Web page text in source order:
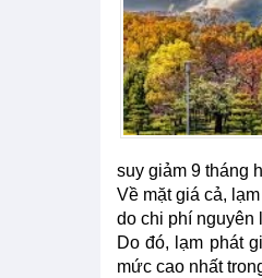
suy giảm 9 tháng
Về mặt giá cả,
do chi phí nguyên
Do đó, lạm phát
mức cao nhất